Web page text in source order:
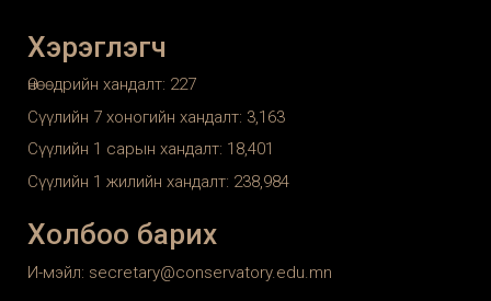
Хэрэглэгч
Өнөөдрийн хандалт: 227
Сүүлийн 7 хоногийн хандалт: 3,163
Сүүлийн 1 сарын хандалт: 18,401
Сүүлийн 1 жилийн хандалт: 238,984
Холбоо барих
И-мэйл: secretary@conservatory.edu.mn